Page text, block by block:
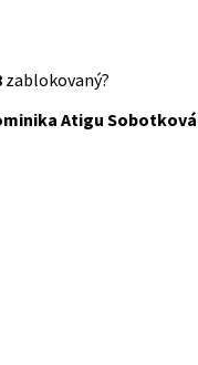
zablokovaný?
Atigu Sobotková